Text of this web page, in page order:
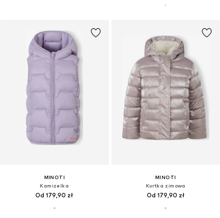
MINOTI
Kamizelka
Od 179,90 zł
MINOTI
Kurtka zimowa
Od 179,90 zł